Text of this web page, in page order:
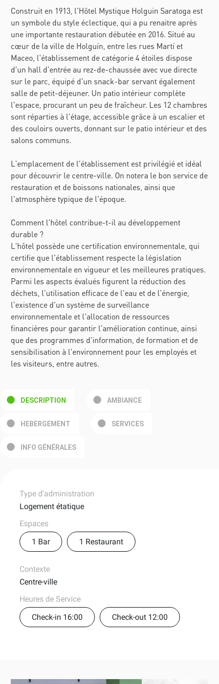
Construit en 1913, l'Hôtel Mystique Holguin Saratoga est
un symbole du style éclectique, qui a pu renaitre après
une importante restauration débutée en 2016. Situé au
cœur de la ville de Holguín, entre les rues Martí et
Maceo, l'établissement de catégorie 4 étoiles dispose
d'un hall d'entrée au rez-de-chaussée avec vue directe
sur le parc, équipé d'un snack-bar servant également
salle de petit-déjeuner. Un patio intérieur complète
l'espace, procurant un peu de fraîcheur. Les 12 chambres
sont réparties à l'étage, accessible grâce à un escalier et
des couloirs ouverts, donnant sur le patio intérieur et des
salons communs.
L'emplacement de l'établissement est privilégié et idéal
pour découvrir le centre-ville. On notera le bon service de
restauration et de boissons nationales, ainsi que
l'atmosphère typique de l'époque.
Comment l'hôtel contribue-t-il au développement
durable ?
L'hôtel possède une certification environnementale, qui
certifie que l'établissement respecte la législation
environnementale en vigueur et les meilleures pratiques.
Parmi les aspects évalués figurent la réduction des
déchets, l'utilisation efficace de l'eau et de l'énergie,
l'existence d'un système de surveillance
environnementale et l'allocation de ressources
financières pour garantir l'amélioration continue, ainsi
que des programmes d'information, de formation et de
sensibilisation à l'environnement pour les employés et
les visiteurs, entre autres.
DESCRIPTION AMBIANCE
HEBERGEMENT SERVICES
INFO GÉNÉRALES
Type d'administration
Logement étatique
Espaces
1 Bar
1 Restaurant
Contexte
Centre-ville
Heures de Service
Check-in 16:00
Check-out 12:00